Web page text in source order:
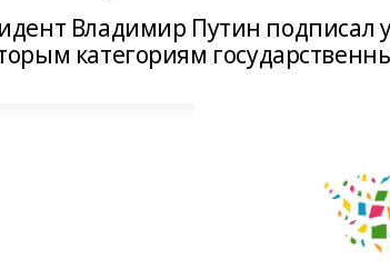
Владимир Путин подписал
категориям